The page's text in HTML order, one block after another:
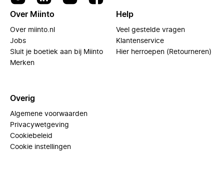
Over Miinto
Over miinto.nl
Jobs
Sluit je boetiek aan bij Miinto
Merken
Help
Veel gestelde vragen
Klantenservice
Hier herroepen (Retourneren)
Overig
Algemene voorwaarden
Privacywetgeving
Cookiebeleid
Cookie instellingen